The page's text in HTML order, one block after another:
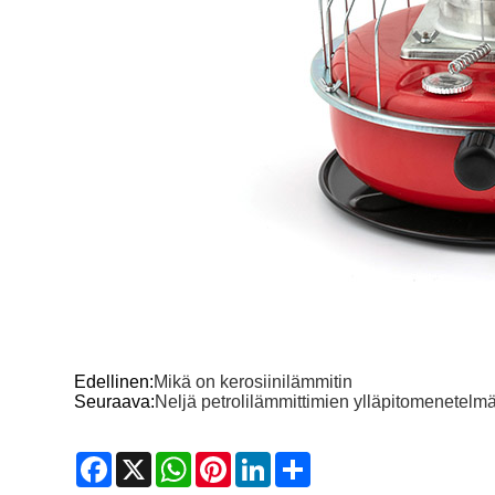
Edellinen:Mikä on kerosiinilämmitin
Seuraava:Neljä petrolilämmittimien
Facebook
X WhatsApp
PinterestLinkedIn